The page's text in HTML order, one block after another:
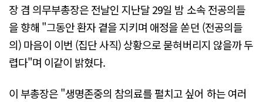
장 겸 의무부총장은 전날인 지난달 29일 밤 소속 전공의들
을 향해 "그동안 환자 곁을 지키며 애정을 쏟던 (전공의들
의) 마음이 이번 (집단 사직) 상황으로 묻혀버리지 않을까 두
렵다"며 이같이 밝혔다.
이 부총장은 "생명존중의 참의료를 펼치고 싶어 하는 여러